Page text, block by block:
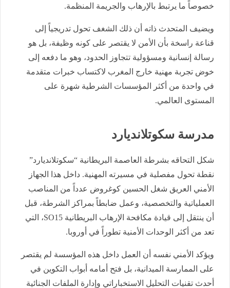
خصوصاً ما يرتبط بالإرهاب والجريمة المنظمة.
ويضيف المتحدث ذاته أن ذلك الشغف تحول تدريجياً إلى
قناعة راسخة بأن الأمن لا يقتصر على كونه وظيفة، بل هو
رسالة إنسانية ومسؤولية تتجاوز الحدود، وهو ما دفعه إلى
خوض تجربة مهنية خارج المغرب لاكتساب خبرات متقدمة
في واحدة من أكثر المؤسسات الشرطية شهرة على
المستوى العالمي.
مدرسة سكوتلانديارد
شكل التحاقه بشرطة العاصمة البريطانية “سكوتلانديارد”
نقطة تحول مفصلية في مسيرته المهنية. داخل هذا الجهاز
الأمني العريق شغل الحسين كوغروض عدداً من المناصب
العملياتية والتخصصية، وعمل ضابطاً بمراكز الشرطة، قبل
أن ينتقل إلى قيادة مكافحة الإرهاب البريطانية SO15، التي
تعد من أكثر الوحدات الأمنية تطوراً في أوروبا.
ويؤكد الأمني نفسه أن العمل داخل هذه المؤسسة لم يقتصر
على الممارسة الميدانية، بل فتح أمامه أبواب التكوين في
أحدث تقنيات التحليل الاستخباراتي وإدارة الملفات الجنائية